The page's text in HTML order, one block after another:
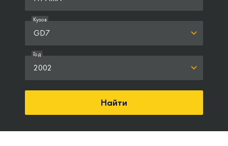
GD7
Кузов
2002
Год
Найти